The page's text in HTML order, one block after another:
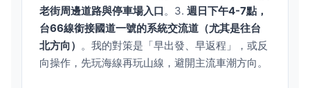
老街周邊道路與停車場入口。3. 週日下午4-7點，
台66線銜接國道一號的系統交流道（尤其是往台
北方向） 。我的對策是「早出發、早返程」，或反
向操作，先玩海線再玩山線，避開主流車潮方向。